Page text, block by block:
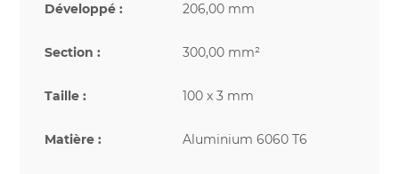
Développé : 206,00 mm
Section : 300,00 mm²
Taille : 100 x 3 mm
Matière : Aluminium 6060 T6